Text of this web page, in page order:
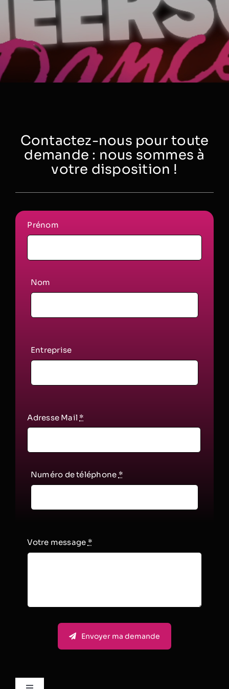
Contactez-nous pour toute
demande : nous sommes à
votre disposition !
Prénom
Nom
Entreprise
Adresse Mail *
Numéro de téléphone *
Votre message *
Envoyer ma demande